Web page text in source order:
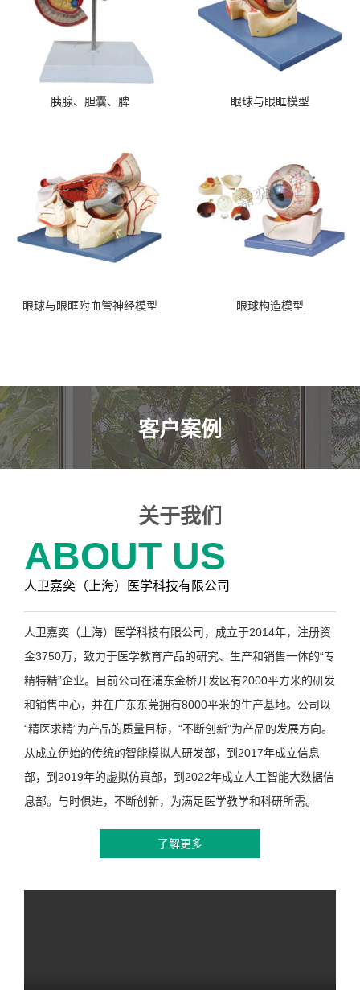
胰腺、胆囊、脾 眼球与眼眶模型
眼球与眼眶附血管神经模型 眼球构造模型
客户案例
关于我们
ABOUT US
人卫嘉奕（上海）医学科技有限公司
人卫嘉奕（上海）医学科技有限公司，成立于2014年，注册资
金3750万，致力于医学教育产品的研究、生产和销售一体的“专
精特精”企业。目前公司在浦东金桥开发区有2000平方米的研发
和销售中心，并在广东东莞拥有8000平米的生产基地。公司以
“精医求精”为产品的质量目标，“不断创新”为产品的发展方向。
从成立伊始的传统的智能模拟人研发部，到2017年成立信息
部，到2019年的虚拟仿真部，到2022年成立人工智能大数据信
息部。与时俱进，不断创新，为满足医学教学和科研所需。
了解更多